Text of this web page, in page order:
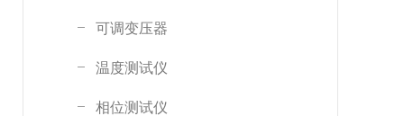
可调变压器
温度测试仪
相位测试仪